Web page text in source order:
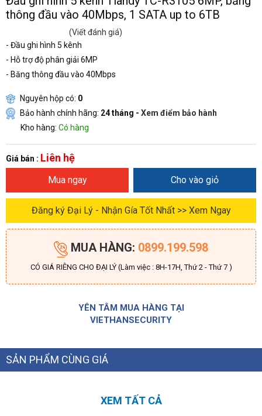
thông đầu vào 40Mbps, 1 SATA up to 6TB
(Viết đánh giá)
- Đầu ghi hình 5 kênh
- Hỗ trợ độ phân giải 6MP
- Băng thông đầu vào 40Mbps
Nguyên hộp có: 0
Bảo hành chính hãng: 24 tháng - Xem điểm bảo hành
Kho hàng: Có hàng
Giá bán : Liên hệ
Mua ngay Cho vào giỏ
Đăng ký Đại Lý - Nhận Gía Tốt Nhất >> Xem Ngay
MUA HÀNG: 0899.199.598
CÓ GIÁ RIÊNG CHO ĐẠI LÝ (Làm việc : 8H-17H, Thứ 2 - Thứ 7 )
YÊN TÂM MUA HÀNG TẠI
VIETHANSECURITY
SẢN PHẨM CÙNG GIÁ
XEM TẤT CẢ